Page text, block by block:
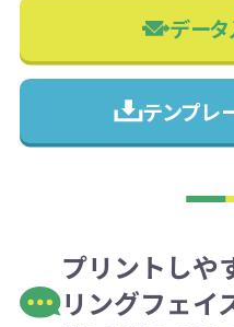
デー
テンプレ
プリントしや
リングフェ